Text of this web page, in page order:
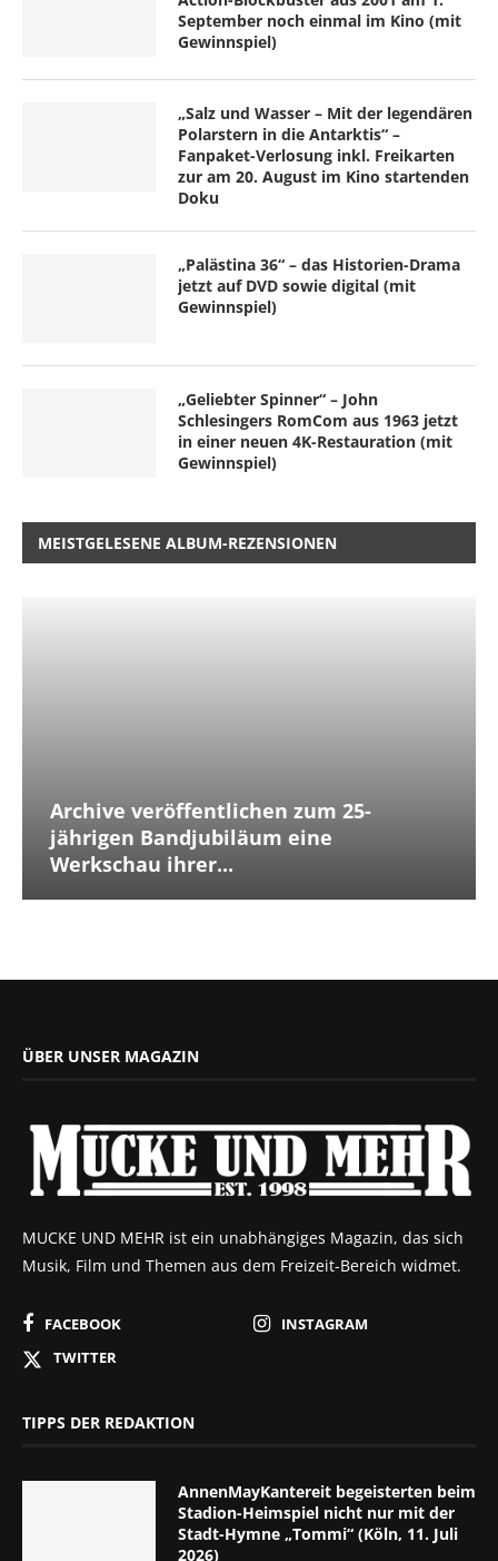
September noch einmal im Kino (mit
Gewinnspiel)
„Salz und Wasser – Mit der legendären
Polarstern in die Antarktis“ –
Fanpaket-Verlosung inkl. Freikarten
zur am 20. August im Kino startenden
Doku
„Palästina 36“ – das Historien-Drama
jetzt auf DVD sowie digital (mit
Gewinnspiel)
„Geliebter Spinner“ – John
Schlesingers RomCom aus 1963 jetzt
in einer neuen 4K-Restauration (mit
Gewinnspiel)
MEISTGELESENE ALBUM-REZENSIONEN
Archive veröffentlichen zum 25-
jährigen Bandjubiläum eine
Werkschau ihrer...
ÜBER UNSER MAGAZIN
MUCKE UND MEHR ist ein unabhängiges Magazin, das sich
Musik, Film und Themen aus dem Freizeit-Bereich widmet.
FACEBOOK
INSTAGRAM
TWITTER
TIPPS DER REDAKTION
AnnenMayKantereit begeisterten beim
Stadion-Heimspiel nicht nur mit der
Stadt-Hymne „Tommi“ (Köln, 11. Juli
2026)